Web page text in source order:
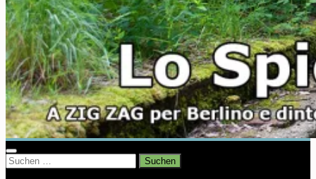
Suchen
nach: